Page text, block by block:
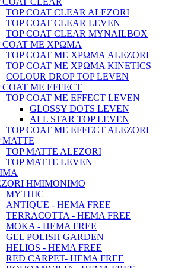
TOP COAT CLEAR ALEZORI
TOP COAT CLEAR LEVEN
TOP COAT CLEAR MYNAILBOX
COAT ΜΕ ΧΡΩΜΑ
TOP COAT ΜΕ ΧΡΩΜΑ ALEZORI
TOP COAT ΜΕ ΧΡΩΜΑ KINETICS
COLOUR DROP TOP LEVEN
COAT ΜΕ EFFECT
TOP COAT ME EFFECT LEVEN
GLOSSY DOTS LEVEN
ALL STAR TOP LEVEN
TOP COAT ME EFFECT ALEZORI
MATTE
TOP MATTE ALEZORI
TOP MATTE LEVEN
ΗΜΙΜΟΝΙΜΟ
MYTHIC
ANTIQUE - HEMA FREE
TERRACOTTA - HEMA FREE
MOKA - HEMA FREE
GEL POLISH GARDEN
HELIOS - HEMA FREE
RED CARPET- HEMA FREE